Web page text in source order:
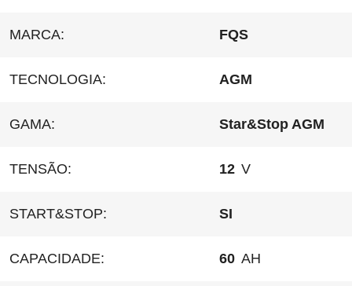
MARCA: FQS
TECNOLOGIA: AGM
GAMA: Star&Stop AGM
TENSÃO: 12 V
START&STOP: SI
CAPACIDADE: 60 AH